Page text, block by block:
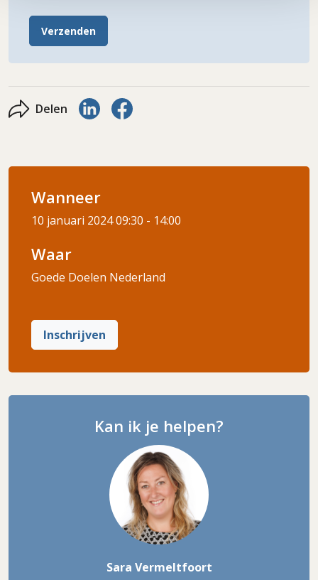
Verzenden
Delen Delen via LinkedIn
Delen via Facebook
Wanneer
10 januari 202409:30 - 14:00
Waar
Goede Doelen Nederland
Inschrijven
Kan ik je helpen?
Sara Vermeltfoort